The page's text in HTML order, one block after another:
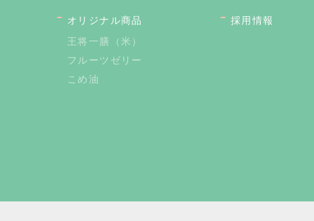
オリジナル商品
王将一膳（米）
フルーツゼリー
こめ油
採用情報